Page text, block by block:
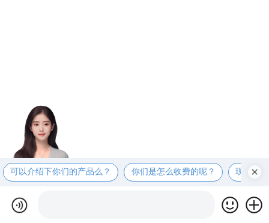
可以介绍下你们的产品么？ 你们是怎么收费的呢？ 现在有